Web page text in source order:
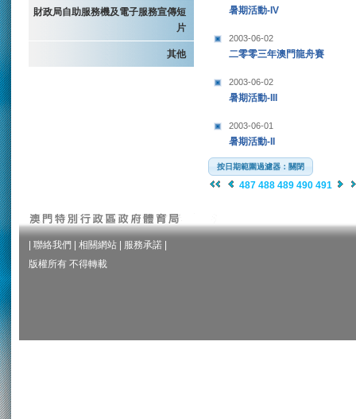
財政局自助服務機及電子服務宣傳短
片
其他
暑期活動-IV
2003-06-02
二零零三年澳門龍舟賽
2003-06-02
暑期活動-III
2003-06-01
暑期活動-II
按日期範圍過濾器：關閉
487 488 489 490 491
聯絡我們 相關網站 服務承諾
版權所有 不得轉載